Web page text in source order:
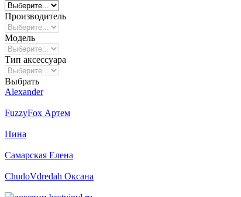
Производитель
Модель
Тип аксессуара
Выбрать
Alexander
FuzzyFox Артем
Нина
Самарская Елена
ChudoVdredah Оксана